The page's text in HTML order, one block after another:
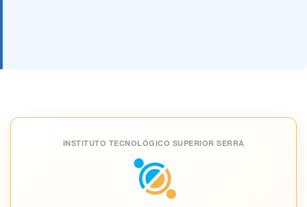
INSTITUTO TECNOLÓGICO SUPERIOR SERRA